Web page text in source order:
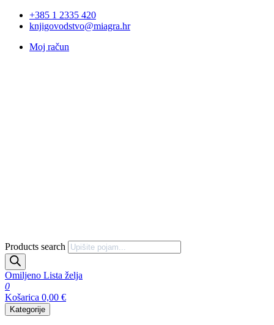
+385 1 2335 420
knjigovodstvo@miagra.hr
Moj račun
Products search
Omiljeno Lista želja
0
Košarica 0,00 €
Kategorije